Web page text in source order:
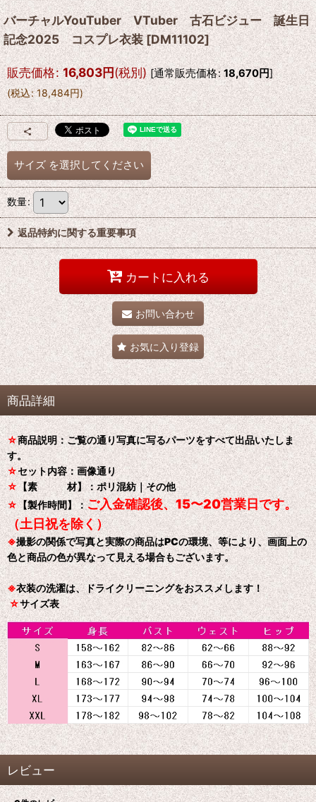
バーチャルYouTuber VTuber 古石ビジュー 誕生日
記念2025 コスプレ衣装[DM11102]
販売価格: 16,803円(税別) [通常販売価格: 18,670円]
(税込: 18,484円)
サイズ を選択してください
数量:
返品特約に関する重要事項
カートに入れる
お問い合わせ
お気に入り登録
商品詳細
☆商品説明：ご覧の通り写真に写るパーツをすべて出品いたしま
す。
☆セット内容：画像通り
☆【素 材】：ポリ混紡｜その他
☆【製作時間】：ご入金確認後、15〜20営業日です。
（土日祝を除く）
※撮影の関係で写真と実際の商品はPCの環境、等により、画面上の
色と商品の色が異なって見える場合もございます。
※衣装の洗濯は、ドライクリーニングをおススメします！
☆サイズ表
レビュー